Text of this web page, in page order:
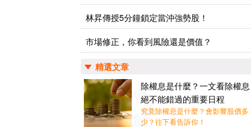
林昇傳授5分鐘鎖定當沖強勢股！
市場修正，你看到風險還是價值？
精選文章
除權息是什麼？一文看除權息
絕不能錯過的重要日程
究竟除權息是什麼？會影響股價多
少？往下看告訴你！